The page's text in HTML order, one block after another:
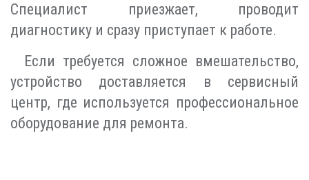
Специалист приезжает, проводит
диагностику и сразу приступает к работе.
Если требуется сложное вмешательство,
устройство доставляется в сервисный
центр, где используется профессиональное
оборудование для ремонта.